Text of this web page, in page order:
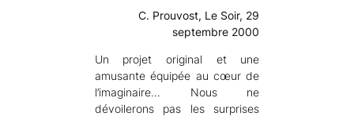
C. Prouvost, Le Soir, 29
septembre 2000
Un projet original et une
amusante équipée au cœur de
l’imaginaire… Nous ne
dévoilerons pas les surprises